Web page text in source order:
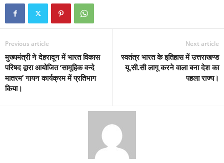
Previous article
मुख्यमंत्री ने देहरादून में भारत विकास
परिषद द्वारा आयोजित ’सामूहिक वन्दे
मातरम’ गायन कार्यक्रम में प्रतिभाग
किया।
Next article
स्वतंत्र भारत के इतिहास में उत्तराखण्ड
यू.सी.सी लागू करने वाला बना देश का
पहला राज्य।